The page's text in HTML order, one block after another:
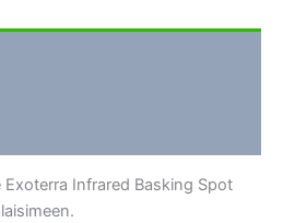
Infrared Basking Spot